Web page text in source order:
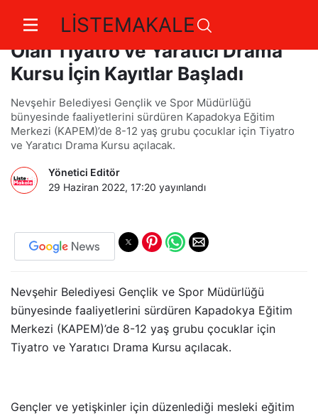
LİSTEMAKALE
Kapem’de Çocuklar İçin Açılacak
Olan Tiyatro ve Yaratıcı Drama
Kursu İçin Kayıtlar Başladı
Nevşehir Belediyesi Gençlik ve Spor Müdürlüğü
bünyesinde faaliyetlerini sürdüren Kapadokya Eğitim
Merkezi (KAPEM)’de 8-12 yaş grubu çocuklar için Tiyatro
ve Yaratıcı Drama Kursu açılacak.
Yönetici Editör
29 Haziran 2022, 17:20 yayınlandı
Nevşehir Belediyesi Gençlik ve Spor Müdürlüğü
bünyesinde faaliyetlerini sürdüren Kapadokya Eğitim
Merkezi (KAPEM)’de 8-12 yaş grubu çocuklar için
Tiyatro ve Yaratıcı Drama Kursu açılacak.
Gençler ve yetişkinler için düzenlediği mesleki eğitim